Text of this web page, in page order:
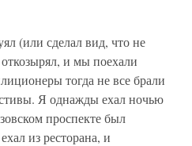
(или сделал вид, что не
и мы поехали
тогда не все брали
Я однажды ехал ночью
проспекте был
из ресторана, и